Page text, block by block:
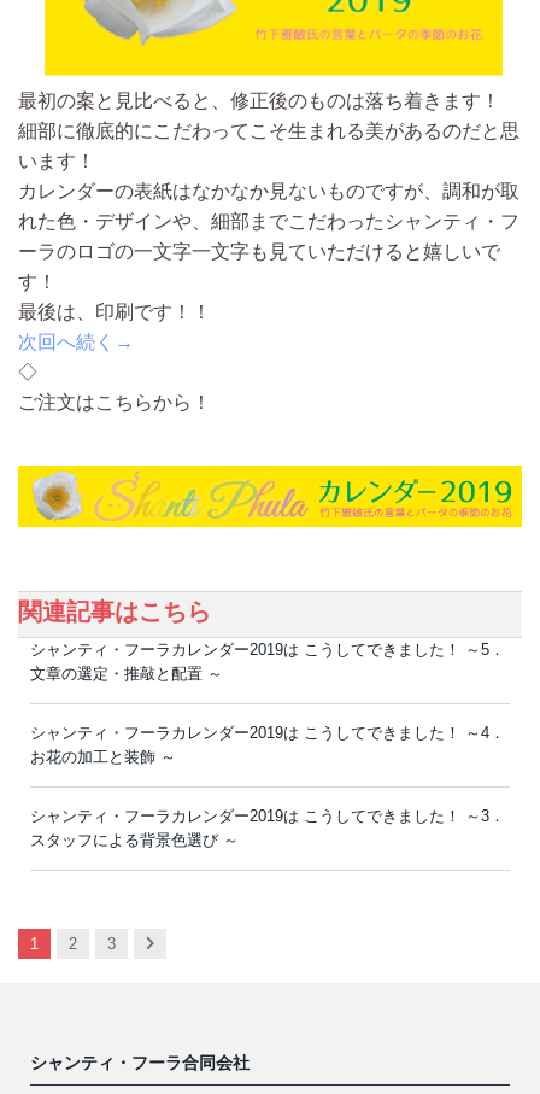
最初の案と見比べると、修正後のものは落ち着きます！
細部に徹底的にこだわってこそ生まれる美があるのだと思
います！
カレンダーの表紙はなかなか見ないものですが、調和が取
れた色・デザインや、細部までこだわったシャンティ・フ
ーラのロゴの一文字一文字も見ていただけると嬉しいで
す！
最後は、印刷です！！
次回へ続く→
◇
ご注文はこちらから！
関連記事はこちら
シャンティ・フーラカレンダー2019は こうしてできました！ ～5．
文章の選定・推敲と配置 ～
シャンティ・フーラカレンダー2019は こうしてできました！ ～4．
お花の加工と装飾 ～
シャンティ・フーラカレンダー2019は こうしてできました！ ～3．
スタッフによる背景色選び ～
1 2 3 Next
シャンティ・フーラ合同会社